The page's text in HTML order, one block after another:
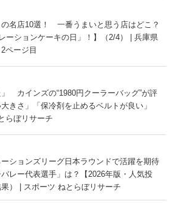
名店10選！ 一番うまいと思う店はどこ？
ーションケーキの日」！】（2/4） | 兵庫県
ページ目
」 カインズの“1980円クーラーバッグ”が評
きさ」「保冷剤を止めるベルトが良い」
らぼリサーチ
ーションズリーグ日本ラウンドで活躍を期待
レー代表選手」は？【2026年版・人気投
） | スポーツ ねとらぼリサーチ